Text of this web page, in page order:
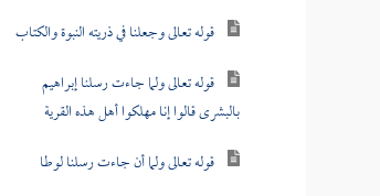
قوله تعالى وجعلنا في ذريته النبوة والكتاب
قوله تعالى ولما جاءت رسلنا إبراهيم
بالبشرى قالوا إنا مهلكوا أهل هذه القرية
قوله تعالى ولما أن جاءت رسلنا لوطا